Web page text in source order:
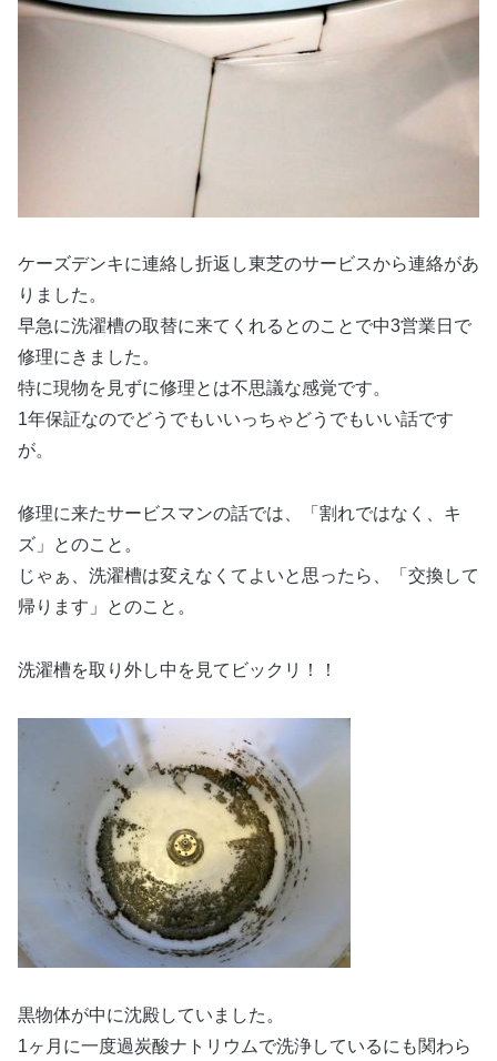
ケーズデンキに連絡し折返し東芝のサービスから連絡があ
りました。
早急に洗濯槽の取替に来てくれるとのことで中3営業日で
修理にきました。
特に現物を見ずに修理とは不思議な感覚です。
1年保証なのでどうでもいいっちゃどうでもいい話です
が。
修理に来たサービスマンの話では、「割れではなく、キ
ズ」とのこと。
じゃぁ、洗濯槽は変えなくてよいと思ったら、「交換して
帰ります」とのこと。
洗濯槽を取り外し中を見てビックリ！！
黒物体が中に沈殿していました。
1ヶ月に一度過炭酸ナトリウムで洗浄しているにも関わら